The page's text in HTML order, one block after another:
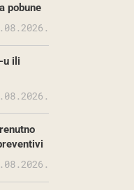
pobune
u ili